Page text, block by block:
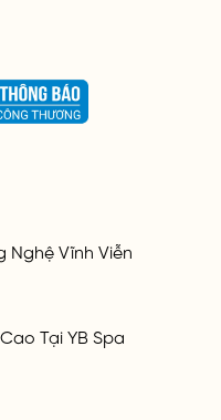
Nghệ Vĩnh Viễn
Tại YB Spa